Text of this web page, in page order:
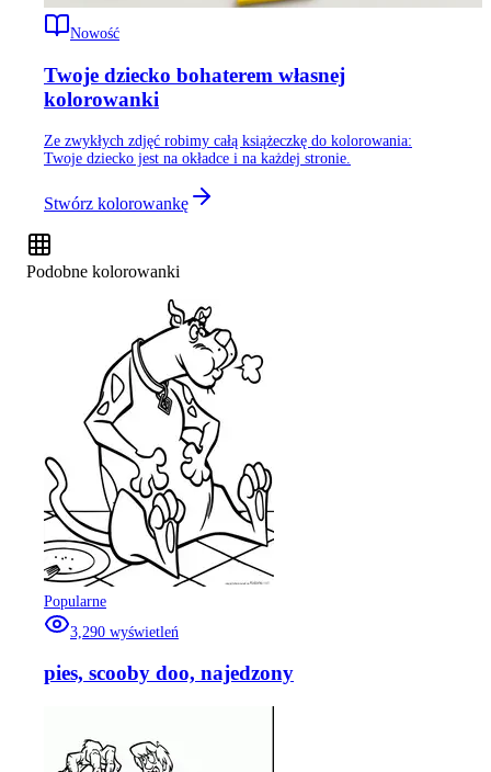
Nowość
Twoje dziecko bohaterem własnej
kolorowanki
Ze zwykłych zdjęć robimy całą książeczkę do kolorowania:
Twoje dziecko jest na okładce i na każdej stronie.
Stwórz kolorowankę
Podobne kolorowanki
Popularne
3,290 wyświetleń
pies, scooby doo, najedzony